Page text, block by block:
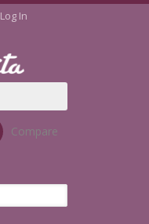
Log In
Compare